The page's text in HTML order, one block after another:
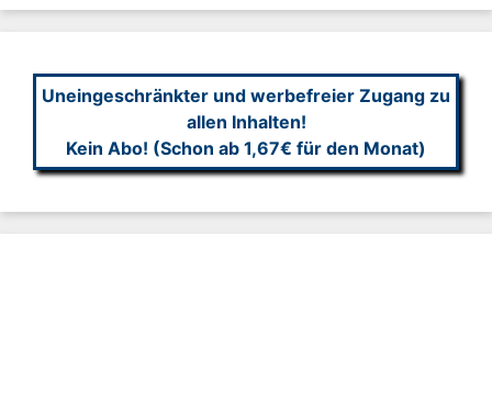
Uneingeschränkter und werbefreier Zugang zu
allen Inhalten!
Kein Abo! (Schon ab 1,67€ für den Monat)